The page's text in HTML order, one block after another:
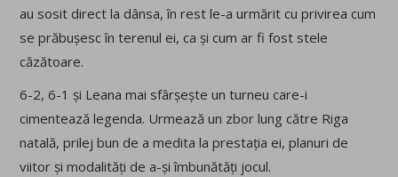
au sosit direct la dânsa, în rest le-a urmărit cu privirea cum
se prăbușesc în terenul ei, ca și cum ar fi fost stele
căzătoare.
6-2, 6-1 și Leana mai sfârșește un turneu care-i
cimentează legenda. Urmează un zbor lung către Riga
natală, prilej bun de a medita la prestația ei, planuri de
viitor și modalități de a-și îmbunătăți jocul.